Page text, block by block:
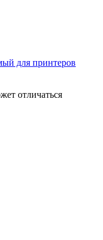
для принтеров
отличаться